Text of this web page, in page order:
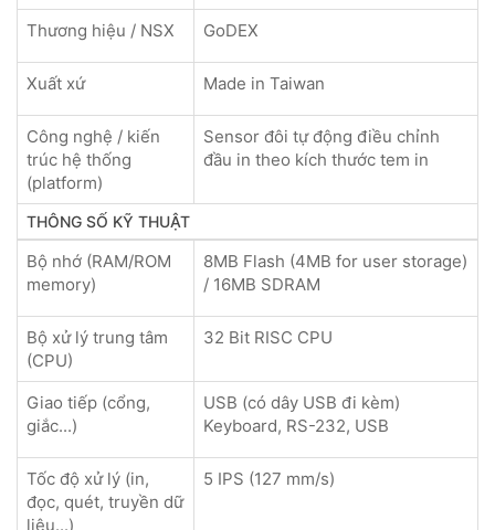
Thương hiệu / NSX GoDEX
Xuất xứ Made in Taiwan
Công nghệ / kiến
trúc hệ thống
(platform)
Sensor đôi tự động điều chỉnh
đầu in theo kích thước tem in
THÔNG SỐ KỸ THUẬT
Bộ nhớ (RAM/ROM
memory)
8MB Flash (4MB for user storage)
/ 16MB SDRAM
Bộ xử lý trung tâm
(CPU)
32 Bit RISC CPU
Giao tiếp (cổng,
giắc...)
USB (có dây USB đi kèm)
Keyboard, RS-232, USB
Tốc độ xử lý (in,
đọc, quét, truyền dữ
liệu...)
5 IPS (127 mm/s)